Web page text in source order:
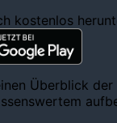
kostenlos
Überblick